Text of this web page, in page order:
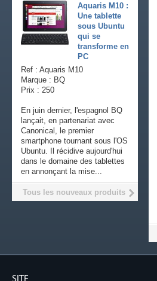
Aquaris M10 :
Une tablette
sous Ubuntu
qui se
transforme en
PC
Ref : Aquaris M10
Marque : BQ
Prix : 250
En juin dernier, l'espagnol BQ
lançait, en partenariat avec
Canonical, le premier
smartphone tournant sous l'OS
Ubuntu. Il récidive aujourd'hui
dans le domaine des tablettes
en annonçant la mise...
Tous les nouveaux produits
SITE